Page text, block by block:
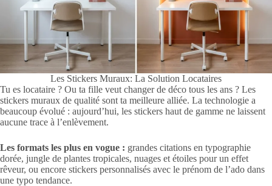
Les Stickers Muraux: La Solution Locataires
Tu es locataire ? Ou ta fille veut changer de déco tous les ans ? Les
stickers muraux de qualité sont ta meilleure alliée. La technologie a
beaucoup évolué : aujourd’hui, les stickers haut de gamme ne laissent
aucune trace à l’enlèvement.
Les formats les plus en vogue : grandes citations en typographie
dorée, jungle de plantes tropicales, nuages et étoiles pour un effet
rêveur, ou encore stickers personnalisés avec le prénom de l’ado dans
une typo tendance.